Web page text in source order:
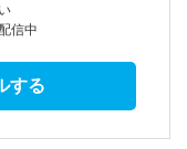
信中
する